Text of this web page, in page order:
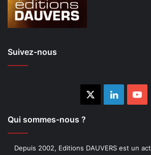
Suivez-nous
Linkedin
Qui sommes-nous ?
Depuis 2002, Editions DAUVERS est un